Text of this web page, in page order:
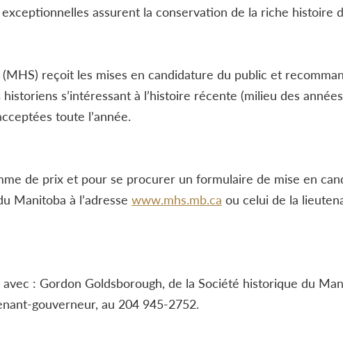
assurent la conservation de la riche histoire
reçoit les mises en candidature du public et
s’intéressant à l’histoire récente (milieu des
toute l’année.
de prix et pour se procurer un formulaire de mise en
Manitoba à l’adresse www.mhs.mb.ca ou celui de la
: Gordon Goldsborough, de la Société historique du
gouverneur, au 204 945-2752.